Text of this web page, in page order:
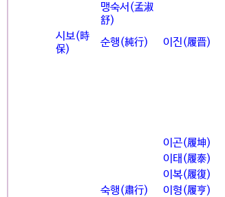
맹숙서(孟淑
舒)
시보(時
保)
순행(純行) 이진(履晋)
이곤(履坤)
이태(履泰)
이복(履復)
숙행(肅行)
이형(履亨)